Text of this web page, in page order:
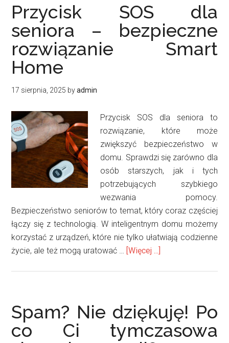
pracy
z
plikami
Przycisk SOS dla
seniora – bezpieczne
rozwiązanie Smart
Home
17 sierpnia, 2025 byadmin
Przycisk SOS dla seniora to
rozwiązanie, które może
zwiększyć bezpieczeństwo w
domu. Sprawdzi się zarówno dla
osób starszych, jak i tych
potrzebujących szybkiego
wezwania pomocy.
Bezpieczeństwo seniorów to temat, który coraz częściej
łączy się z technologią. W inteligentnym domu możemy
korzystać z urządzeń, które nie tylko ułatwiają codzienne
życie, ale też mogą uratować … [Więcej ...]
bezpieczne
rozwiązanie
Spam? Nie dziękuję! Po
co Ci tymczasowa